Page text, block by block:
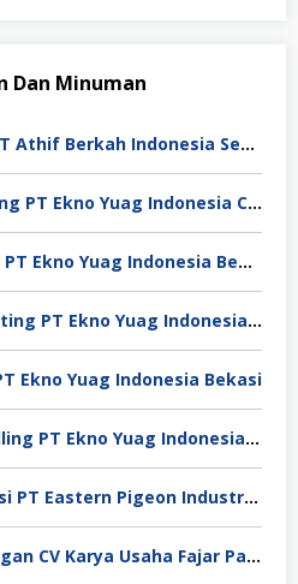
Dan Minuman
Quality Control PT Athif Berkah Indonesia Semarang
Operator Stamping PT Ekno Yuag Indonesia Cikarang
Operator Forklift PT Ekno Yuag Indonesia Bekasi
Operator Die Casting PT Ekno Yuag Indonesia Bekasi
Ekno Yuag Indonesia Bekasi
Operator CNC Milling PT Ekno Yuag Indonesia Bekasi
Operator Produksi PT Eastern Pigeon Industry Deli Serdang
Pengawas Lapangan CV Karya Usaha Fajar Pasuruan